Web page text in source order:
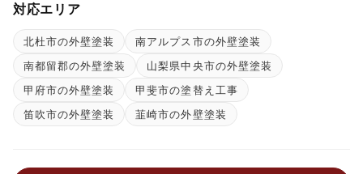
対応エリア
北杜市の外壁塗装
南アルプス市の外壁塗装
南都留郡の外壁塗装
山梨県中央市の外壁塗装
甲府市の外壁塗装
甲斐市の塗替え工事
笛吹市の外壁塗装
韮崎市の外壁塗装